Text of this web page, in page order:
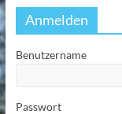
Anmelden
Benutzername
Passwort